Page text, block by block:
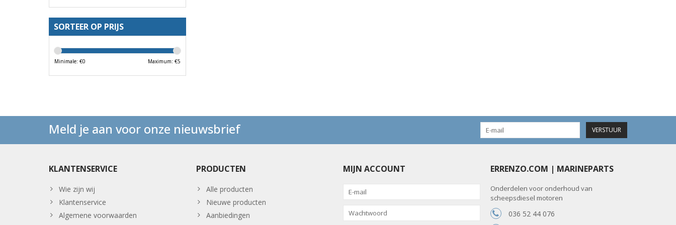
SORTEER OP PRIJS
Minimale: €0 Maximum: €5
Meld je aan voor onze nieuwsbrief VERSTUUR
KLANTENSERVICE
Wie zijn wij
Klantenservice
Algemene voorwaarden
PRODUCTEN
Alle producten
Nieuwe producten
Aanbiedingen
MIJN ACCOUNT ERRENZO.COM | MARINEPARTS
Onderdelen voor onderhoud van
scheepsdiesel motoren
036 52 44 076